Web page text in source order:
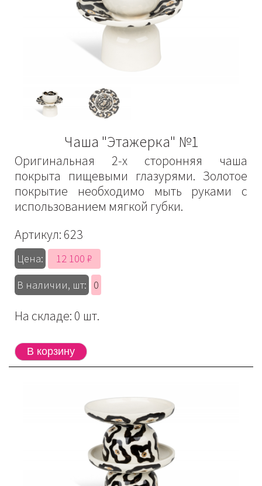
Чаша "Этажерка" №1
Оригинальная 2-х сторонняя чаша
покрыта пищевыми глазурями. Золотое
покрытие необходимо мыть руками с
использованием мягкой губки.
Артикул: 623
Цена:
12 100 ₽
В наличии, шт:
0
На складе: 0 шт.